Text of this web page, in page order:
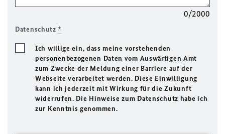
0/2000
Datenschutz*
Ich willige ein, dass meine vorstehenden
personenbezogenen Daten vom Auswärtigen Amt
zum Zwecke der Meldung einer Barriere auf der
Webseite verarbeitet werden. Diese Einwilligung
kann ich jederzeit mit Wirkung für die Zukunft
widerrufen. Die Hinweise zum Datenschutz habe ich
zur Kenntnis genommen.